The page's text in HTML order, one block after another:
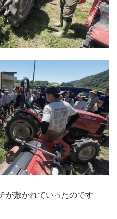
が敷かれていったのです